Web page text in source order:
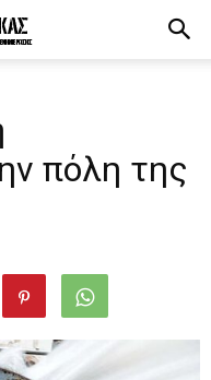
πόλη της